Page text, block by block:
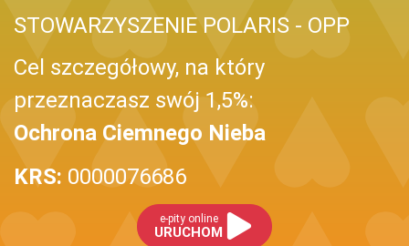
STOWARZYSZENIE POLARIS - OPP
Cel szczegółowy, na który
przeznaczasz swój 1,5%:
Ochrona Ciemnego Nieba
KRS: 0000076686
e-pity online
URUCHOM